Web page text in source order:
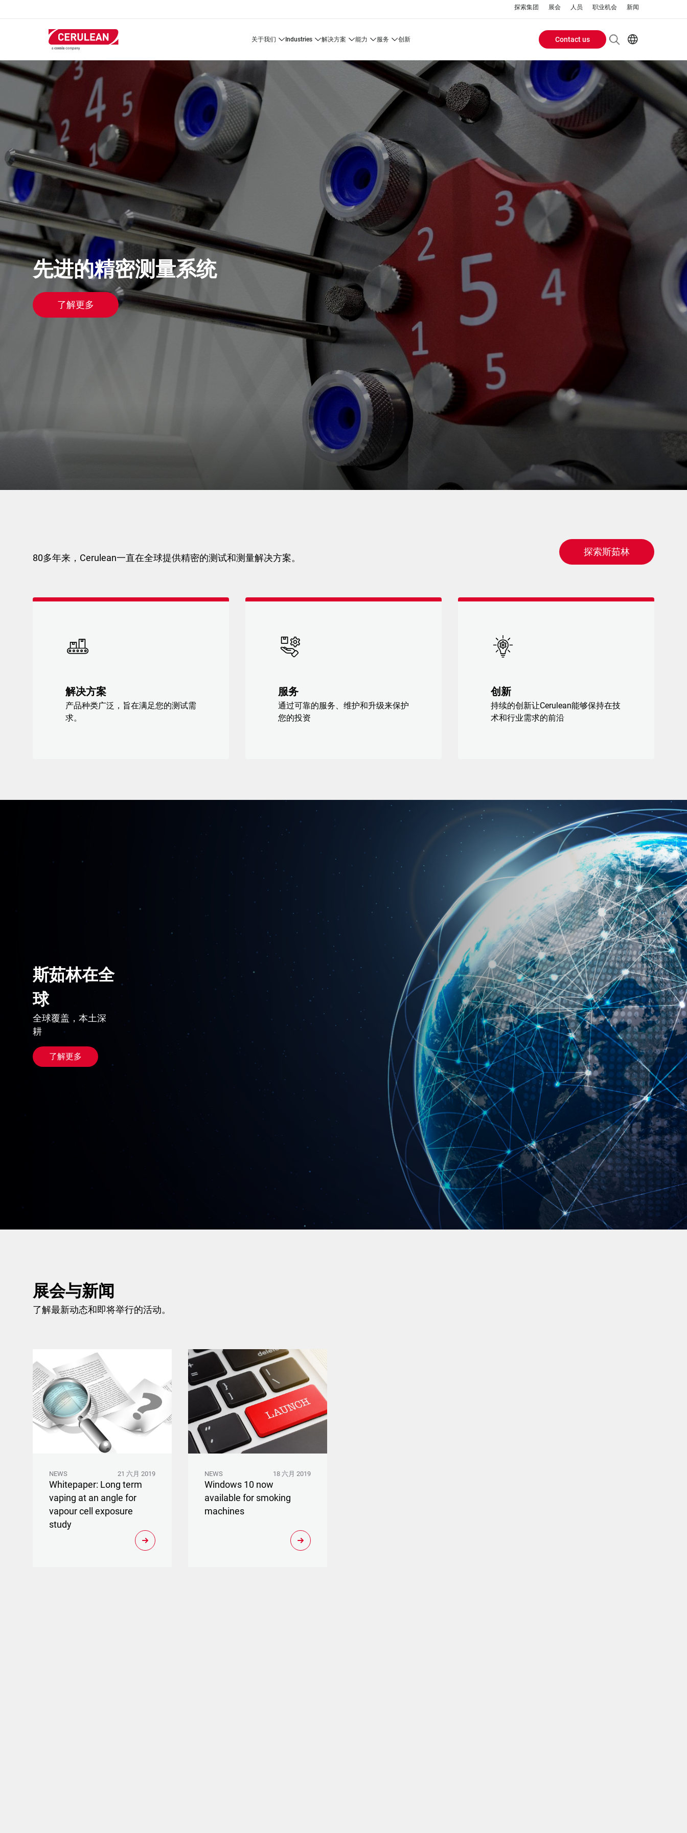
容
探索集团 展会 人员 职业机会 新闻
关于我们 industries 解决方案 能力 服务
Upgrade & Retrofits Spare Parts
创新
Header
Buttons
menu
Contact us
AR
ES
先进的精密测量系统
了解更多
80多年来，Cerulean一直在全球提供精密的测试和测量解决方案。
探索斯茹林
解决方案
产品种类广泛，旨在满足您的测试需
求。
服务
通过可靠的服务、维护和升级来保护
您的投资
创新
持续的创新让Cerulean能够保持在技
术和行业需求的前沿
斯茹林在全
球
全球覆盖，本土深
耕
了解更多
展会与新闻
了解最新动态和即将举行的活动。
NEWS 21 六月 2019
Whitepaper: Long term
vaping at an angle for
vapour cell exposure
study
NEWS 18 六月 2019
Windows 10 now
available for smoking
machines